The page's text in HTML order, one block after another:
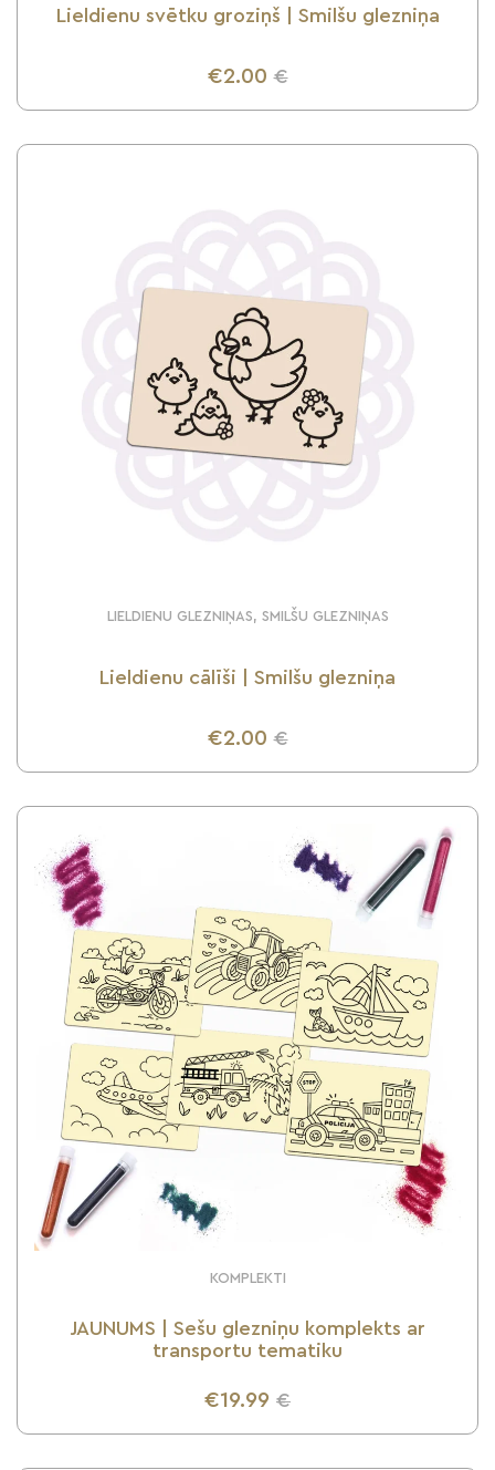
Lieldienu svētku groziņš | Smilšu glezniņa
€2.00 €
UZZINI VAIRĀK
LIELDIENU GLEZNIŅAS, SMILŠU GLEZNIŅAS
Lieldienu cālīši | Smilšu glezniņa
€2.00 €
UZZINI VAIRĀK
KOMPLEKTI
JAUNUMS | Sešu glezniņu komplekts ar
transportu tematiku
€19.99 €
UZZINI VAIRĀK